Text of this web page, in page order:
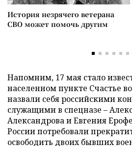
История незрячего ветерана
СВО может помочь другим
Напомним, 17 мая стало
населенном пункте Счастье
назвали себя российскими
служащими в спецназе –
Александрова и Евгения
России потребовали
освободить двоих бывших